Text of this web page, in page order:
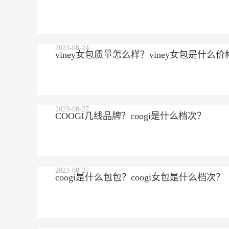
viney女包质量怎么样？viney女包是什么价
2023-08-24
COOGI几线品牌？coogi是什么档次？
2023-08-27
coogi是什么包包？coogi女包是什么档次？
2023-08-27